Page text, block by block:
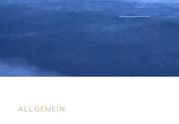
CAT
ALLGEMEIN